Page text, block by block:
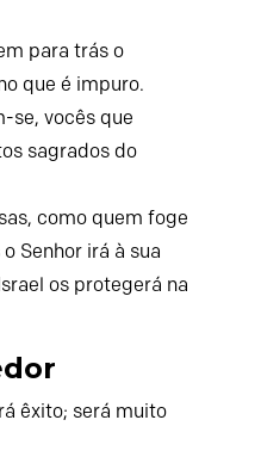
para trás o
que é impuro.
se, vocês que
sagrados do
como quem foge
Senhor irá à sua
os protegerá na
êxito; será muito